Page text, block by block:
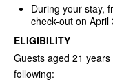
During your stay,
check-out on April
ELIGIBILITY
Guests aged 21
following: